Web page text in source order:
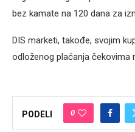
bez kamate na 120 dana za
DIS marketi, takođe, svojim
odloženog plaćanja čekovima
PODELI 0